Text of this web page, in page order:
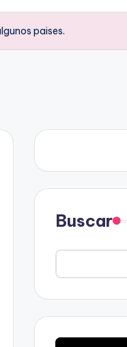
paises.
Buscar